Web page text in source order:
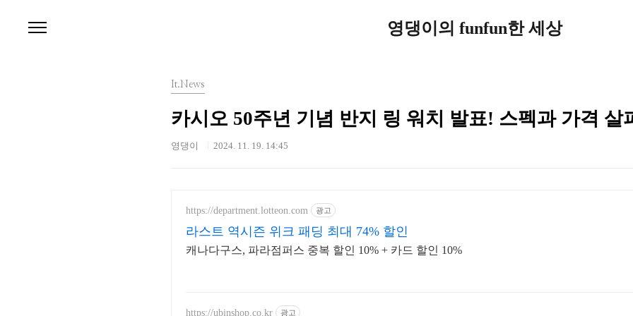
영댕이의 funfun한 세상
It.News
카시오 50주년 기념 반지 링 워치 발표! 스펙과 가격 살
영댕이 2024. 11. 19. 14:45
https://department.lotteon.com 광고
라스트 역시즌 위크 패딩 최대 74% 할인
캐나다구스, 파라점퍼스 중복 할인 10% + 카드 할인 10%
https://ubinshop.co.kr 광고